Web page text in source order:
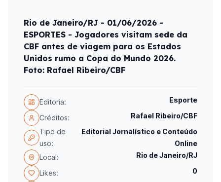
Rio de Janeiro/RJ - 01/06/2026 -
ESPORTES - Jogadores visitam sede da
CBF antes de viagem para os Estados
Unidos rumo a Copa do Mundo 2026.
Foto: Rafael Ribeiro/CBF
Editoria: Esporte
Créditos:
Rafael Ribeiro/CBF
Tipo de
uso:
Editorial Jornalístico e Conteúdo
Online
Local:
Rio de Janeiro/RJ
Likes: 0